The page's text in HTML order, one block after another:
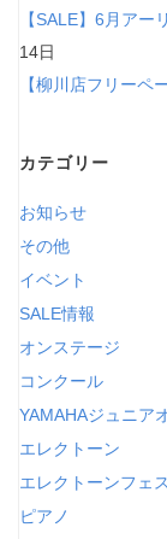
【SALE】6月アー
14日
【柳川店フリーペ
カテゴリー
お知らせ
その他
イベント
SALE情報
オンステージ
コンクール
YAMAHAジュニア
エレクトーン
エレクトーンフェ
ピアノ